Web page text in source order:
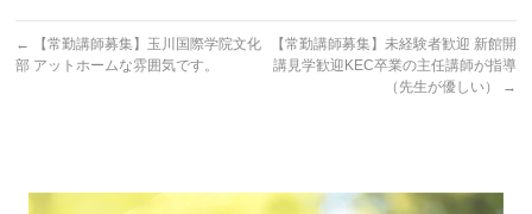
←
【常勤講師募集】玉川国際学院文化
部 アットホームな雰囲気です。
【常勤講師募集】未経験者歓迎 新館開
講見学歓迎KEC卒業の主任講師が指導
（先生が優しい）
→